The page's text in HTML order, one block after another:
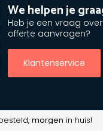
We helpen je
Heb je een vraag
offerte aanvragen?
Klantenservice
morgen in huis!